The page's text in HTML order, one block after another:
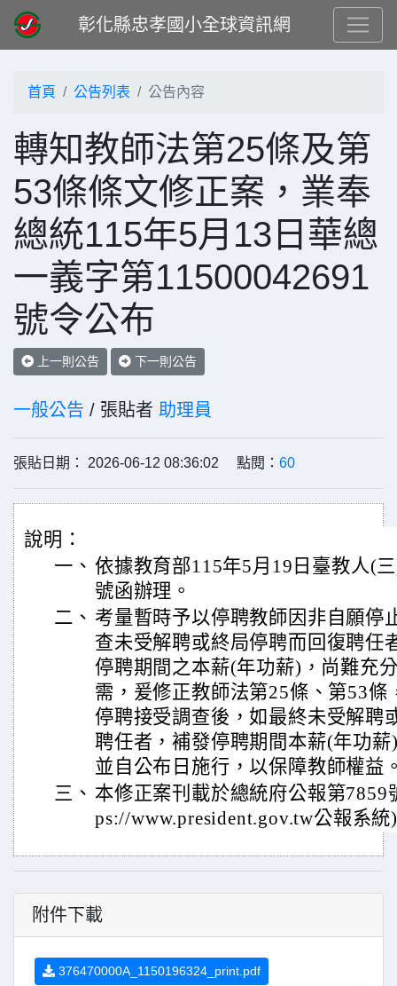
彰化縣忠孝國小全球資訊網
首頁 公告列表 公告內容
轉知教師法第25條及第
53條條文修正案，業奉
總統115年5月13日華總
一義字第11500042691
號令公布
上一則公告 下一則公告
一般公告 / 張貼者 助理員
張貼日期： 2026-06-12 08:36:02 點閱： 60
說明：
一、 依據教育部115年5月19日臺教人(
號函辦理。
二、 考量暫時予以停聘教師因非自願停
查未受解聘或終局停聘而回復聘任
停聘期間之本薪(年功薪)，尚難充
需，爰修正教師法第25條、第53條
停聘接受調查後，如最終未受解聘
聘任者，補發停聘期間本薪(年功
並自公布日施行，以保障教師權益
三、 本修正案刊載於總統府公報第7859
ps://www.president.gov.tw公報系統
附件下載
376470000A_1150196324_print.pdf